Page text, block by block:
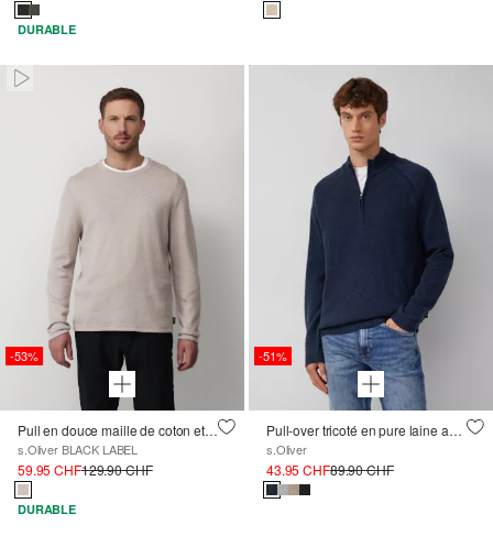
DURABLE
Paused • Muted
-53%
Pull en douce maille de coton et lin
s.Oliver BLACK LABEL
59.95 CHF129.90 CHF
DURABLE
-51%
Pull-over tricoté en pure laine avec col troyer
s.Oliver
43.95 CHF89.90 CHF